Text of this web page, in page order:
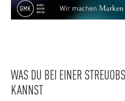
WAS DU BEI EINER
KANNST